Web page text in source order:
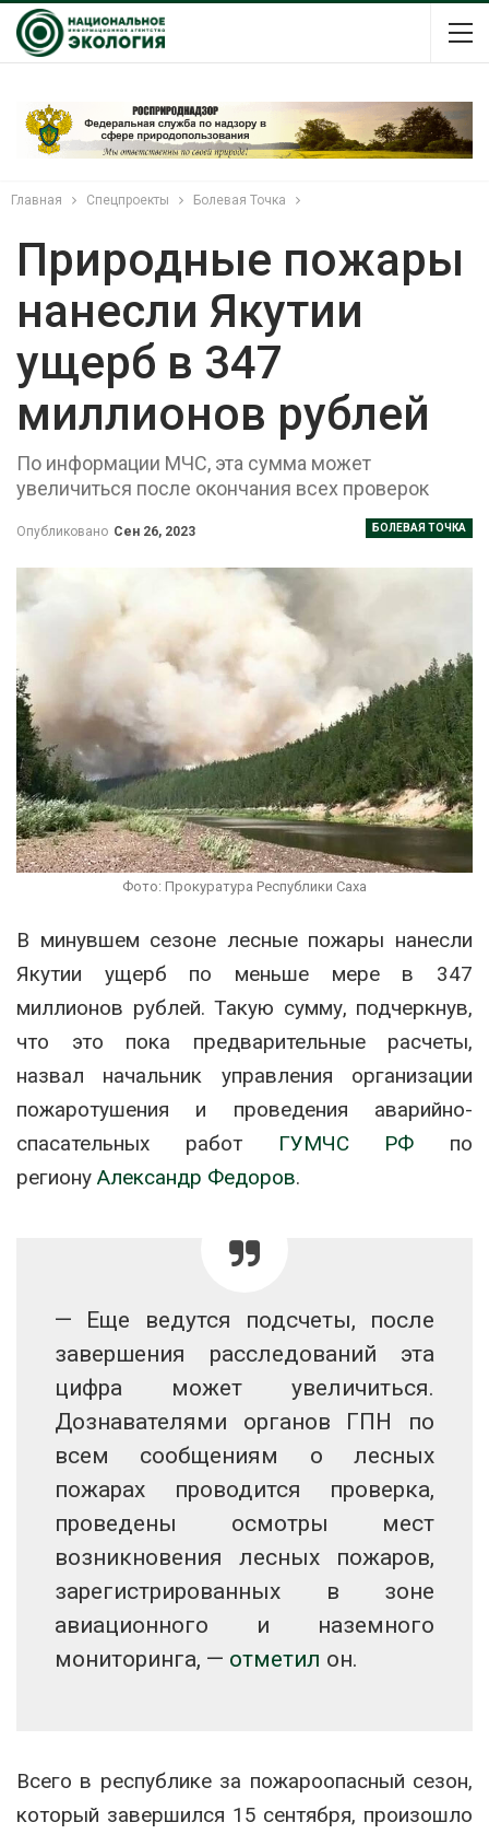
Главная Спецпроекты Болевая Точка
Природные пожары
нанесли Якутии
ущерб в 347
миллионов рублей
По информации МЧС, эта сумма может
увеличиться после окончания всех проверок
БОЛЕВАЯ ТОЧКА
Опубликовано Сен 26, 2023
Фото: Прокуратура Республики Саха
В минувшем сезоне лесные пожары нанесли
Якутии ущерб по меньше мере в 347
миллионов рублей. Такую сумму, подчеркнув,
что это пока предварительные расчеты,
назвал начальник управления организации
пожаротушения и проведения аварийно-
спасательных работ
ГУМЧС РФ по
региону Александр Федоров.
— Еще ведутся подсчеты, после
завершения расследований эта
цифра может увеличиться.
Дознавателями органов ГПН по
всем сообщениям о лесных
пожарах проводится проверка,
проведены осмотры мест
возникновения лесных пожаров,
зарегистрированных в зоне
авиационного и наземного
мониторинга, — отметил он.
Всего в республике за пожароопасный сезон,
который завершился 15 сентября, произошло